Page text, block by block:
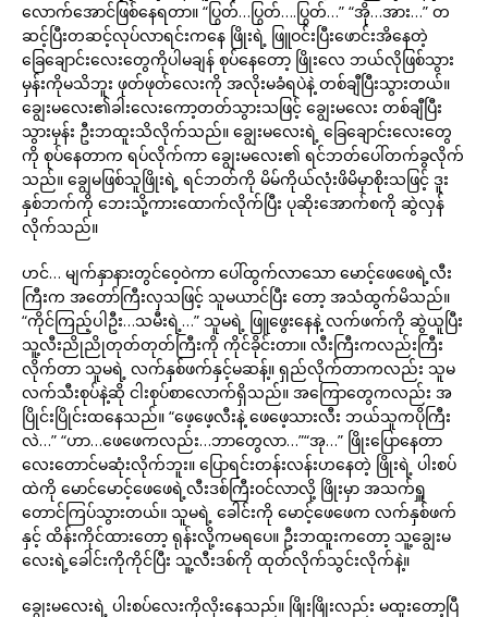
လောက်အောင်ဖြစ်နေရတာ။ “ပြွတ်…ပြွတ်….ပြွတ်…” “အို…အား…” တ
ဆင့်ပြီးတဆင့်လုပ်လာရင်းကနေ ဖြိုးရဲ့ ဖြူဝင်းပြီးဖောင်းအိနေတဲ့
ခြေချောင်းလေးတွေကိုပါမချန် စုပ်နေတော့ ဖြိုးလေ ဘယ်လိုဖြစ်သွား
မှန်းကိုမသိဘူး ဖုတ်ဖုတ်လေးကို အလိုးမခံရပဲနဲ့ တစ်ချီပြီးသွားတယ်။
ချွေးမလေး၏ခါးလေးကော့တတ်သွားသဖြင့် ချွေးမလေး တစ်ချီပြီး
သွားမှန်း ဦးဘထူးသိလိုက်သည်။ ချွေးမလေးရဲ့ ခြေချောင်းလေးတွေ
ကို စုပ်နေတာက ရပ်လိုက်ကာ ချွေးမလေး၏ ရင်ဘတ်ပေါ်တက်ခွလိုက်
သည်။ ချွေမဖြစ်သူဖြိုးရဲ့ ရင်ဘတ်ကို မိမ်ကိုယ်လုံးဖိမိမှာစိုးသဖြင့် ဒူး
နှစ်ဘက်ကို ဘေးသို့ကားထောက်လိုက်ပြီး ပုဆိုးအောက်စကို ဆွဲလှန်
လိုက်သည်။
ဟင်… မျက်နှာနားတွင်ဝေ့ဝဲကာ ပေါ်ထွက်လာသော မောင့်ဖေဖေရဲ့လီး
ကြီးက အတော်ကြီးလှသဖြင့် သူမယာင်ပြီး တော့ အသံထွက်မိသည်။
“ကိုင်ကြည့်ပါဦး…သမီးရဲ့…” သူမရဲ့ ဖြူဖွေးနေနဲ့ လက်ဖက်ကို ဆွဲယူပြီး
သူ့လီးညိုညိုတုတ်တုတ်ကြီးကို ကိုင်ခိုင်းတာ။ လီးကြီးကလည်းကြီး
လိုက်တာ သူမရဲ့ လက်နှစ်ဖက်နှင့်မဆန့်။ ရှည်လိုက်တာကလည်း သူမ
လက်သီးစုပ်နဲ့ဆို ငါးစုပ်စာလောက်ရှိသည်။ အကြောတွေကလည်း အ
ပြိုင်းပြိုင်းထနေသည်။ “ဖေ့ဖေ့လီးနဲ့ ဖေဖေ့သားလီး ဘယ်သူကပိုကြီး
လဲ…” “ဟာ…ဖေဖေကလည်း…ဘာတွေလာ…”“အု…” ဖြိုးပြောနေတာ
လေးတောင်မဆုံးလိုက်ဘူး။ ပြောရင်းတန်းလန်းဟနေတဲ့ ဖြိုးရဲ့ ပါးစပ်
ထဲကို မောင်မောင့်ဖေဖေရဲ့လီးဒစ်ကြီးဝင်လာလို့ ဖြိုးမှာ အသက်ရှူ
တောင်ကြပ်သွားတယ်။ သူမရဲ့ ခေါင်းကို မောင့်ဖေဖေက လက်နှစ်ဖက်
နှင့် ထိန်းကိုင်ထားတော့ ရုန်းလို့ကမရပေ။ ဦးဘထူးကတော့ သူ့ချွေးမ
လေးရဲ့ခေါင်းကိုကိုင်ပြီး သူ့လီးဒစ်ကို ထုတ်လိုက်သွင်းလိုက်နဲ့။
ချွေးမလေးရဲ့ ပါးစပ်လေးကိုလိုးနေသည်။ ဖြိုးဖြိုးလည်း မထူးတော့ပြီ